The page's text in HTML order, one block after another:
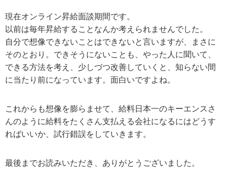
現在オンライン昇給面談期間です。
以前は毎年昇給することなんか考えられませんでした。
自分で想像できないことはできないと言いますが、まさに
そのとおり。できそうにないことも、やった人に聞いて、
できる方法を考え、少しづつ改善していくと、知らない間
に当たり前になっています。面白いですよね。
これからも想像を膨らませて、給料日本一のキーエンスさ
んのように給料をたくさん支払える会社になるにはどうす
ればいいか、試行錯誤をしていきます。
最後までお読みいただき、ありがとうございました。